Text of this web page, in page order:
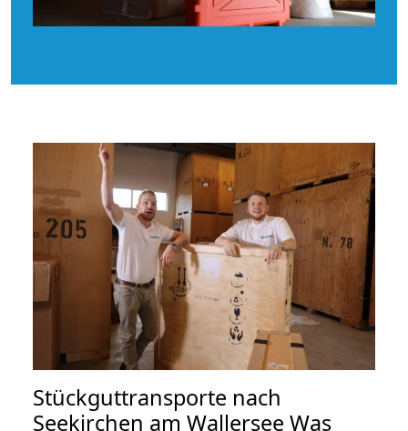
Stückguttransporte nach
Seekirchen am Wallersee Was